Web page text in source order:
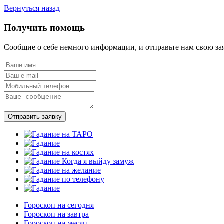
Вернуться назад
Получить помощь
Сообщие о себе немного информации, и отправьте нам свою
Отправить заявку
Гороскоп на сегодня
Гороскоп на завтра